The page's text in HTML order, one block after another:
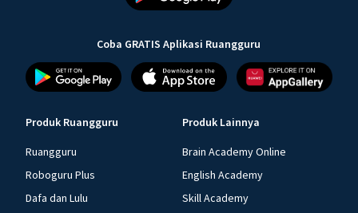
Coba GRATIS Aplikasi Ruangguru
Produk Ruangguru
Ruangguru
Roboguru Plus
Dafa dan Lulu
Produk Lainnya
Brain Academy Online
English Academy
Skill Academy